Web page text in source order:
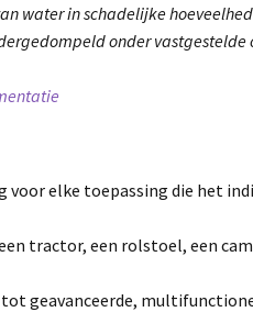
water in schadelijke
onder
voor elke toepassing die het
tractor, een rolstoel, een
geavanceerde,